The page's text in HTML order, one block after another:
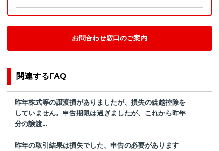
お問合わせ窓口のご案内
関連するFAQ
昨年株式等の譲渡損がありましたが、損失の繰越控除を
していません。申告期限は過ぎましたが、これから昨年
分の譲渡...
昨年の取引結果は損失でした。申告の必要があります